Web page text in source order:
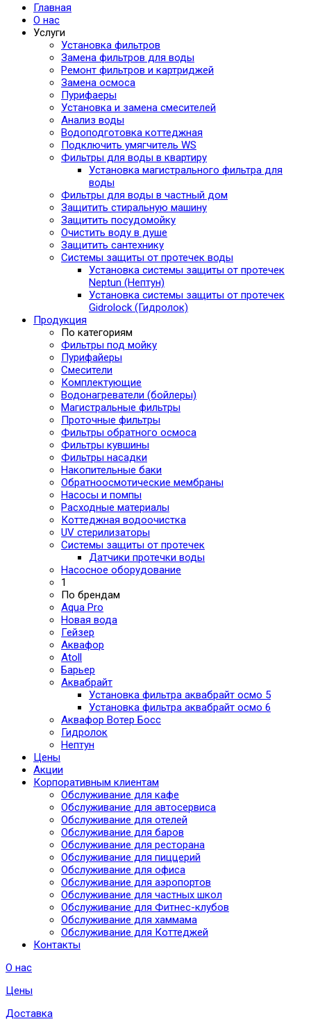
Главная
О нас
Услуги
Установка фильтров
Замена фильтров для воды
Ремонт фильтров и картриджей
Замена осмоса
Пурифаеры
Установка и замена смесителей
Анализ воды
Водоподготовка коттеджная
Подключить умягчитель WS
Фильтры для воды в квартиру
Установка магистрального фильтра для
воды
Фильтры для воды в частный дом
Защитить стиральную машину
Защитить посудомойку
Очистить воду в душе
Защитить сантехнику
Системы защиты от протечек воды
Установка системы защиты от протечек
Neptun (Нептун)
Установка системы защиты от протечек
Gidrolock (Гидролок)
Продукция
По категориям
Фильтры под мойку
Пурифайеры
Смесители
Комплектующие
Водонагреватели (бойлеры)
Магистральные фильтры
Проточные фильтры
Фильтры обратного осмоса
Фильтры кувшины
Фильтры насадки
Накопительные баки
Обратноосмотические мембраны
Насосы и помпы
Расходные материалы
Коттеджная водоочистка
UV стерилизаторы
Системы защиты от протечек
Датчики протечки воды
Насосное оборудование
1
По брендам
Aqua Pro
Новая вода
Гейзер
Аквафор
Atoll
Барьер
Аквабрайт
Установка фильтра аквабрайт осмо 5
Установка фильтра аквабрайт осмо 6
Аквафор Вотер Босс
Гидролок
Нептун
Цены
Акции
Корпоративным клиентам
Обслуживание для кафе
Обслуживание для автосервиса
Обслуживание для отелей
Обслуживание для баров
Обслуживание для ресторана
Обслуживание для пиццерий
Обслуживание для офиса
Обслуживание для аэропортов
Обслуживание для частных школ
Обслуживание для Фитнес-клубов
Обслуживание для хаммама
Обслуживание для Коттеджей
Контакты
О нас
Цены
Доставка